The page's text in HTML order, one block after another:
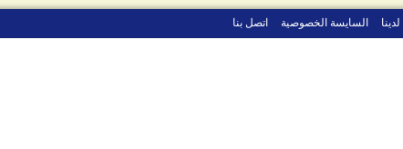
السايسة الخصوصية اتصل بنا